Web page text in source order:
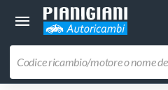
prodotti